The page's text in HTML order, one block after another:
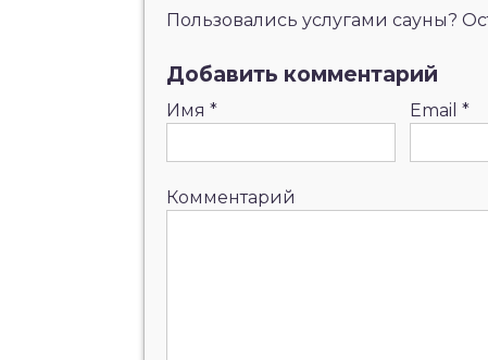
Пользовались услугами сауны?
Добавить комментарий
Имя * Email *
Комментарий